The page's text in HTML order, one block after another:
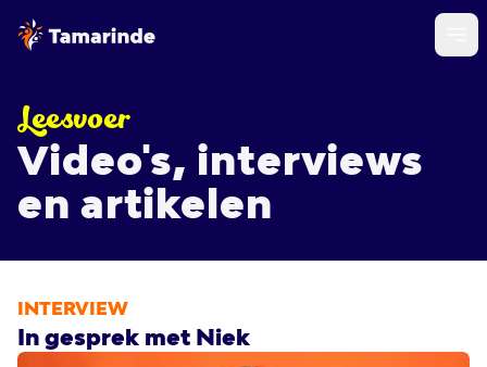
Leesvoer
Video's, interviews
en artikelen
INTERVIEW
In gesprek met Niek